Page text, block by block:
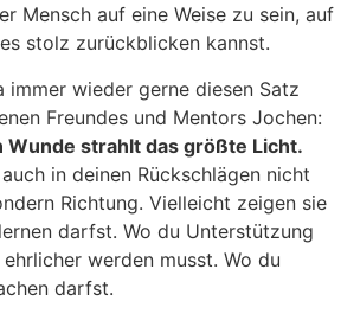
Mensch auf eine Weise zu sein, auf
stolz zurückblicken kannst.
immer wieder gerne diesen Satz
Freundes und Mentors Jochen:
strahlt das größte Licht.
in deinen Rückschlägen nicht
Richtung. Vielleicht zeigen sie
darfst. Wo du Unterstützung
werden musst. Wo du
darfst.